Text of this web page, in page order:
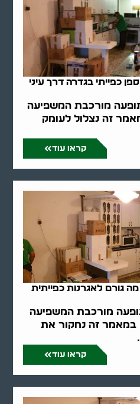
כפייתי בגדרה דרך עיני
מורכבת המשפיעה
זה נצלול לעומק
קראו עוד
מה גורם לאגרנות כפייתית
מורכבת המשפיעה
במאמר זה נחקור את
קראו עוד